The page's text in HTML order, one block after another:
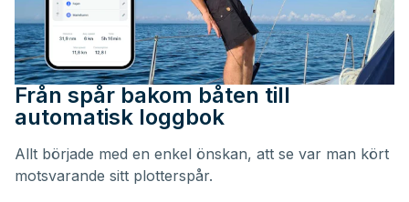
Från spår bakom båten till
automatisk loggbok
Allt började med en enkel önskan, att se var man kört
motsvarande sitt plotterspår.